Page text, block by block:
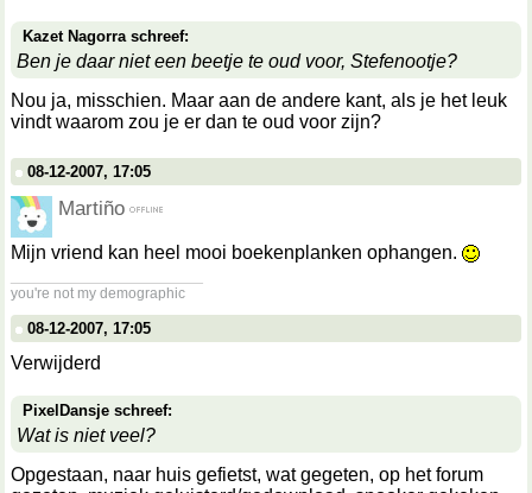
Kazet Nagorra schreef:
Ben je daar niet een beetje te oud voor, Stefenootje?
Nou ja, misschien. Maar aan de andere kant, als je het leuk
vindt waarom zou je er dan te oud voor zijn?
08-12-2007, 17:05
Martiño
Mijn vriend kan heel mooi boekenplanken ophangen.
you're not my demographic
08-12-2007, 17:05
Verwijderd
PixelDansje schreef:
Wat is niet veel?
Opgestaan, naar huis gefietst, wat gegeten, op het forum